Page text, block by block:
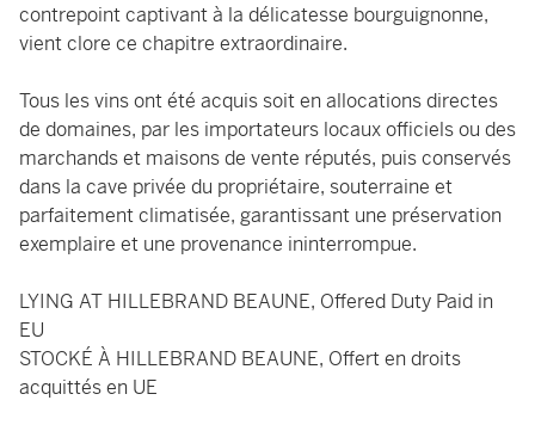
contrepoint captivant à la délicatesse bourguignonne,
vient clore ce chapitre extraordinaire.
Tous les vins ont été acquis soit en allocations directes
de domaines, par les importateurs locaux officiels ou des
marchands et maisons de vente réputés, puis conservés
dans la cave privée du propriétaire, souterraine et
parfaitement climatisée, garantissant une préservation
exemplaire et une provenance ininterrompue.
LYING AT HILLEBRAND BEAUNE, Offered Duty Paid in
EU
STOCKÉ À HILLEBRAND BEAUNE, Offert en droits
acquittés en UE